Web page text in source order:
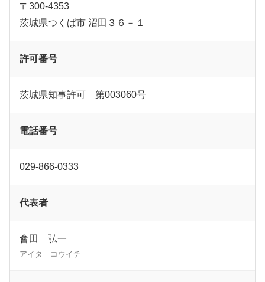
〒300-4353
茨城県つくば市 沼田３６－１
許可番号
茨城県知事許可 第003060号
電話番号
029-866-0333
代表者
會田 弘一
アイタ コウイチ